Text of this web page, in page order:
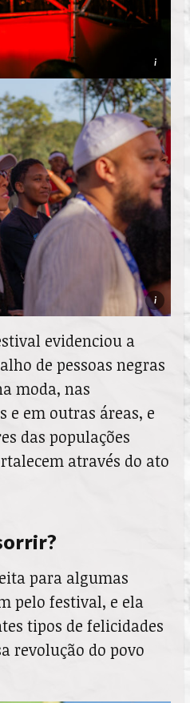
i
i
evidenciou a
de pessoas negras
moda, nas
e em outras áreas, e
das populações
através do ato
para algumas
pelo festival, e ela
tipos de felicidades
revolução do povo